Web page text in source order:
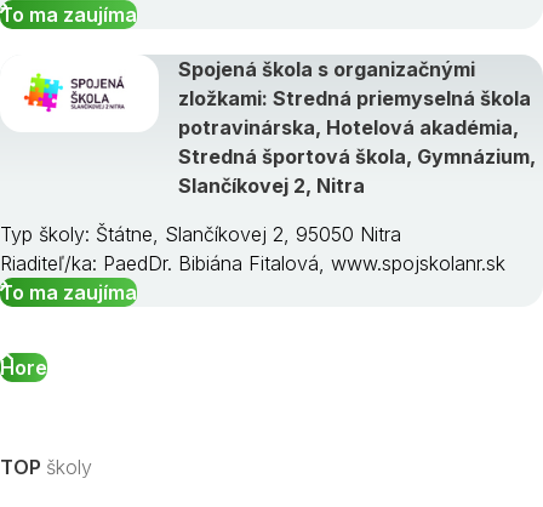
To ma zaujíma
Spojená škola s organizačnými
zložkami: Stredná priemyselná škola
potravinárska, Hotelová akadémia,
Stredná športová škola, Gymnázium,
Slančíkovej 2, Nitra
Typ školy: Štátne, Slančíkovej 2, 95050 Nitra
Riaditeľ/ka: PaedDr. Bibiána Fitalová, www.spojskolanr.sk
To ma zaujíma
Hore
TOP školy